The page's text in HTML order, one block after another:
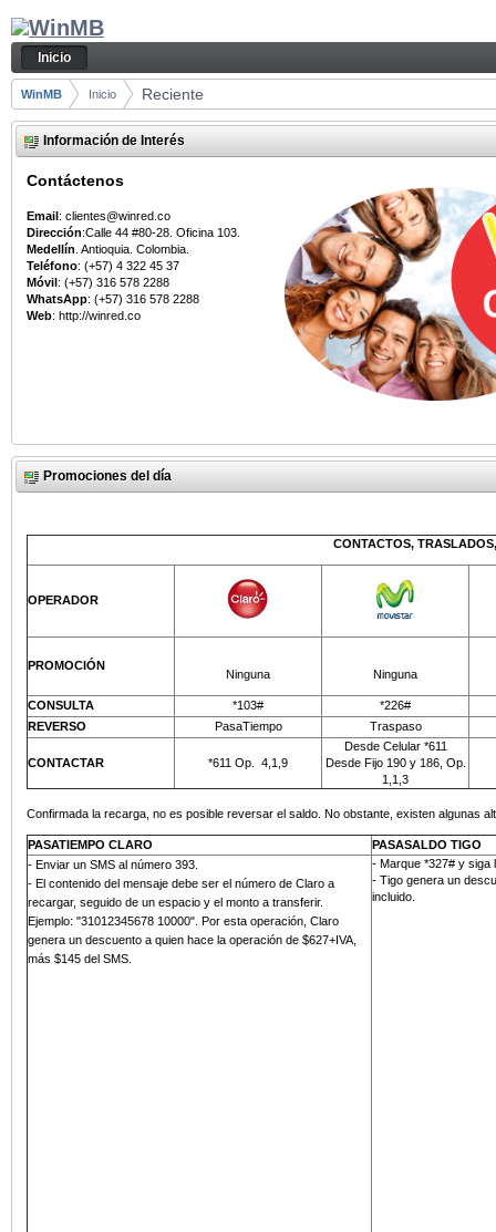
Saltar al contenido
Reciente - Inicio
Navegación
Inicio
Camino de migas
WinMB Inicio Reciente
Información de Interés
Contáctenos
Email: clientes@winred.co
Dirección:Calle 44 #80-28. Oficina 103.
Medellín . Antioquia. Colombia.
Teléfono: (+57) 4 322 45 37
Móvil: (+57) 316 578 2288
WhatsApp: (+57) 316 578 2288
Web: http://winred.co
Promociones del día
CONTACTOS,
OPERADOR
PROMOCIÓN
Ninguna Ninguna
CONSULTA *103#
*226#
REVERSO
PasaTiempo Traspaso
CONTACTAR *611 Op. 4,1,9
Desde Celular *611
Desde Fijo 190 y 186, Op.
1,1,3
Confirmada la recarga, no es posible reversar el saldo. No obstante, existen algunas
PASATIEMPO CLARO
PASASALDO TIGO
- Enviar un SMS al número 393
- El contenido del mensaje debe ser el número de Claro a
recargar, seguido de un espacio y el monto a transferir.
Ejemplo: "31012345678 10000". Por esta operación, Claro
genera un descuento a quien hace la operación de $627+IVA,
más $145 del SMS
- Marque *327# y siga
- Tigo genera un
incluido.